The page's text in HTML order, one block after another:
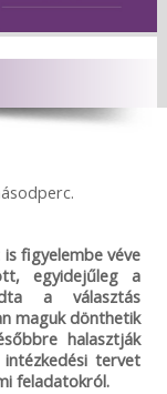
figyelembe véve
egyidejűleg a
a választás
maguk dönthetik
halasztják
intézkedési tervet
feladatokról.